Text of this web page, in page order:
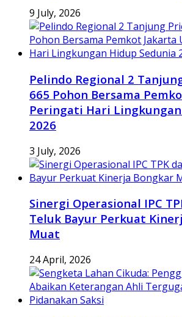
9 July, 2026
Pelindo Regional 2
665 Pohon Bersama
Peringati Hari
2026
3 July, 2026
Sinergi Operasional IPC
Teluk Bayur Perkuat
Muat
24 April, 2026